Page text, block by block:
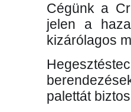
Cégünk a
jelen a
kizárólagos
palettát